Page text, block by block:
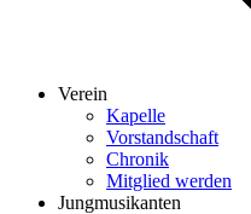
Verein
Kapelle
Vorstandschaft
Chronik
Mitglied werden
Jungmusikanten